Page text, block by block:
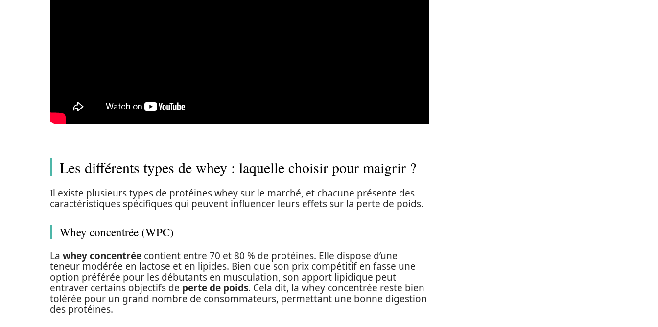
Les différents types de whey : laquelle choisir pour maigrir ?
Il existe plusieurs types de protéines whey sur le marché, et chacune présente des
caractéristiques spécifiques qui peuvent influencer leurs effets sur la perte de poids.
Whey concentrée (WPC)
La whey concentrée contient entre 70 et 80 % de protéines. Elle dispose d’une
teneur modérée en lactose et en lipides. Bien que son prix compétitif en fasse une
option préférée pour les débutants en musculation, son apport lipidique peut
entraver certains objectifs de perte de poids. Cela dit, la whey concentrée reste bien
tolérée pour un grand nombre de consommateurs, permettant une bonne digestion
des protéines.